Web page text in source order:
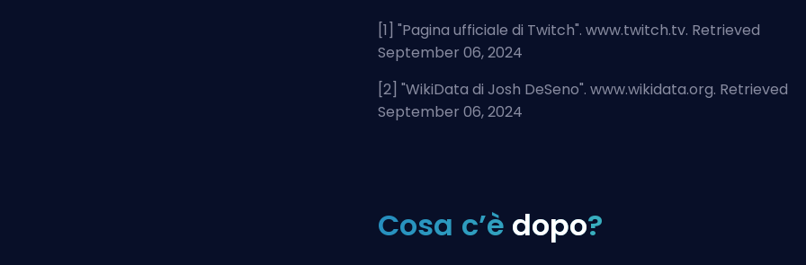
[1] "Pagina ufficiale di Twitch". www.twitch.tv. Retrieved
September 06, 2024
[2] "WikiData di Josh DeSeno". www.wikidata.org. Retrieved
September 06, 2024
Cosa c’è dopo?